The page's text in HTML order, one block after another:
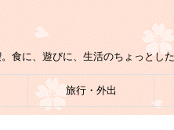
食に、遊びに、生活のちょっとし
旅行・外出